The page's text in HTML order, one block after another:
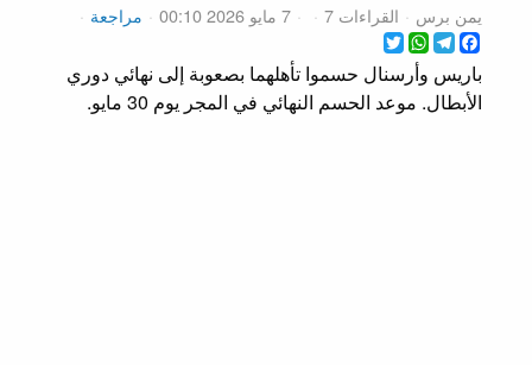
يمن برس القراءات 7 7 مايو 2026 00:10
مراجعة
Twitter
WhatsApp
Telegram
Facebook
باريس وأرسنال حسموا تأهلهما بصعوبة إلى نهائي دوري
الأبطال. موعد الحسم النهائي في المجر يوم 30 مايو.